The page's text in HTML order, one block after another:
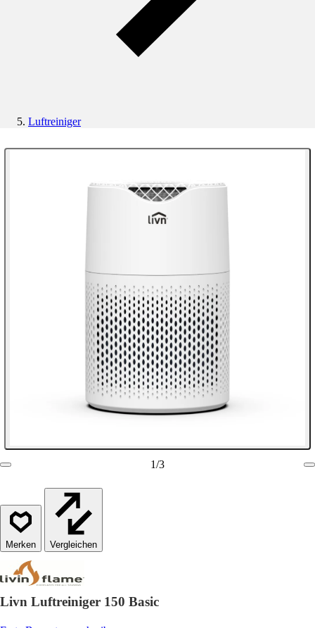
Luftreiniger
1/3
Vergleichen
Livn Luftreiniger 150 Basic